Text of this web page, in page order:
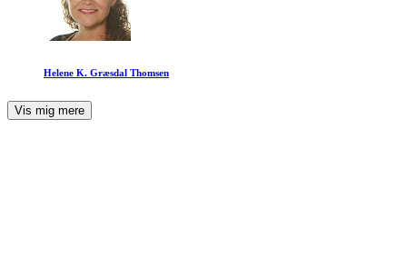
Helene K. Græsdal Thomsen
Vis mig mere